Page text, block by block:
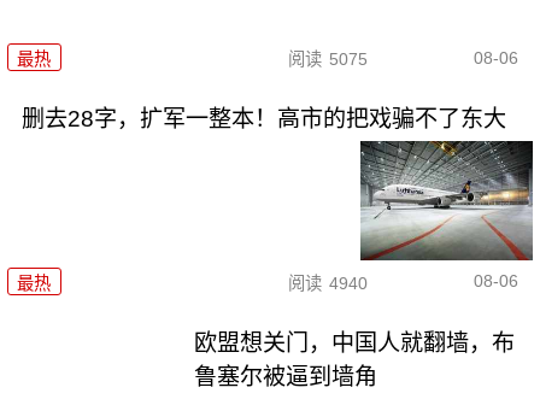
最热 阅读 5075 08-06
删去28字，扩军一整本！高市的把戏骗不了东大
最热 阅读 4940 08-06
欧盟想关门，中国人就翻墙，布
鲁塞尔被逼到墙角